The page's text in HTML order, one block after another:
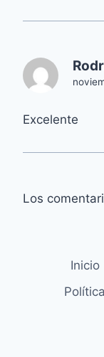
Excelente
Los
Inicio